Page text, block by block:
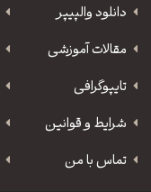
دانلود‌ والپیپر
مقالات آموزشی
‌تایپوگرافی
شرایط و قوانین
تماس با من